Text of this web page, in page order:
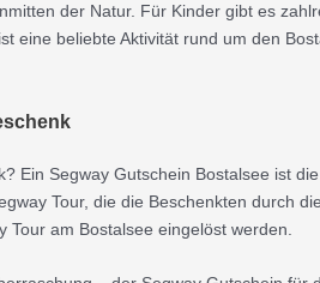
der Natur. Für Kinder gibt es
eine beliebte Aktivität rund um den
Ein Segway Gutschein Bostalsee ist
Tour, die die Beschenkten durch
am Bostalsee eingelöst werden.